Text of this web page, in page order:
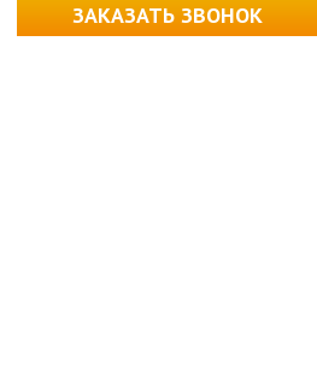
ЗАКАЗАТЬ ЗВОНОК